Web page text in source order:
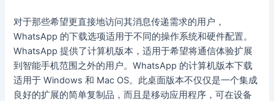
对于那些希望更直接地访问其消息传递需求的用户，
WhatsApp 的下载选项适用于不同的操作系统和硬件配置。
WhatsApp 提供了计算机版本，适用于希望将通信体验扩展
到智能手机范围之外的用户。WhatsApp 的计算机版本下载
适用于 Windows 和 Mac OS。此桌面版本不仅仅是一个集成
良好的扩展的简单复制品，而且是移动应用程序，可在设备